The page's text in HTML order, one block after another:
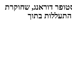
דוראנג, שחוקרת
בתוך